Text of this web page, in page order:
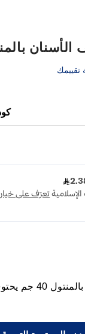
بالمنتول
تقييمك
ايڤا سموكرز